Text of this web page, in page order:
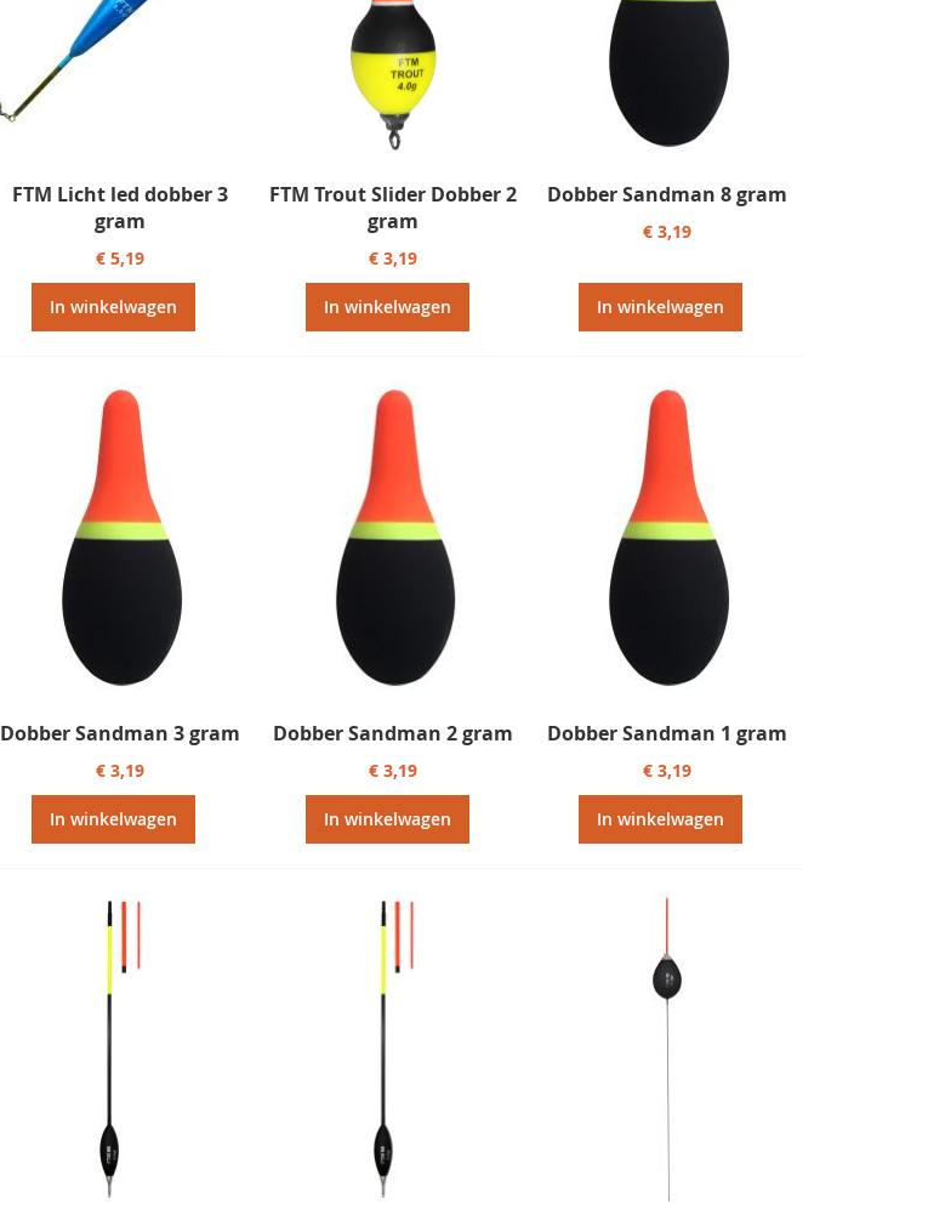
FTM Licht led dobber 3
gram
€ 5,19
In winkelwagen
FTM Trout Slider Dobber 2
gram
€ 3,19
In winkelwagen
Dobber Sandman 8 gram
€ 3,19
In winkelwagen
Dobber Sandman 3 gram
€ 3,19
In winkelwagen
Dobber Sandman 2 gram
€ 3,19
In winkelwagen
Dobber Sandman 1 gram
€ 3,19
In winkelwagen